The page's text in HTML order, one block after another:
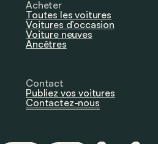
Acheter
Toutes les voitures
Voitures d’occasion
Voiture neuves
Ancêtres
Contact
Publiez vos voitures
Contactez-nous